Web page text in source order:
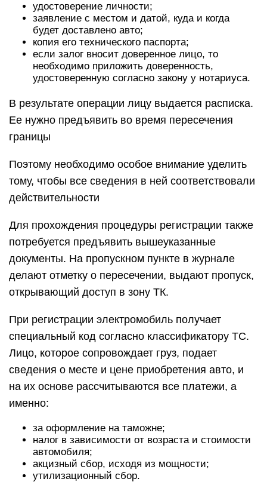
удостоверение личности;
заявление с местом и датой, куда и когда
будет доставлено авто;
копия его технического паспорта;
если залог вносит доверенное лицо, то
необходимо приложить доверенность,
удостоверенную согласно закону у нотариуса.
В результате операции лицу выдается расписка.
Ее нужно предъявить во время пересечения
границы
Поэтому необходимо особое внимание уделить
тому, чтобы все сведения в ней соответствовали
действительности
Для прохождения процедуры регистрации также
потребуется предъявить вышеуказанные
документы. На пропускном пункте в журнале
делают отметку о пересечении, выдают пропуск,
открывающий доступ в зону ТК.
При регистрации электромобиль получает
специальный код согласно классификатору ТС.
Лицо, которое сопровождает груз, подает
сведения о месте и цене приобретения авто, и
на их основе рассчитываются все платежи, а
именно:
за оформление на таможне;
налог в зависимости от возраста и стоимости
автомобиля;
акцизный сбор, исходя из мощности;
утилизационный сбор.